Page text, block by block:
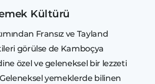
Kültürü
Fransız ve Tayland
görülse de Kamboçya
özel ve geleneksel bir lezzeti
yemeklerde bilinen